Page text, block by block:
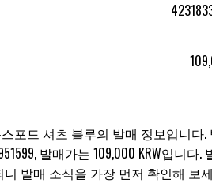
포드 셔츠 블루의 발매 정보입니다.
발매가는 109,000 KRW입니다.
발매 소식을 가장 먼저 확인해 보